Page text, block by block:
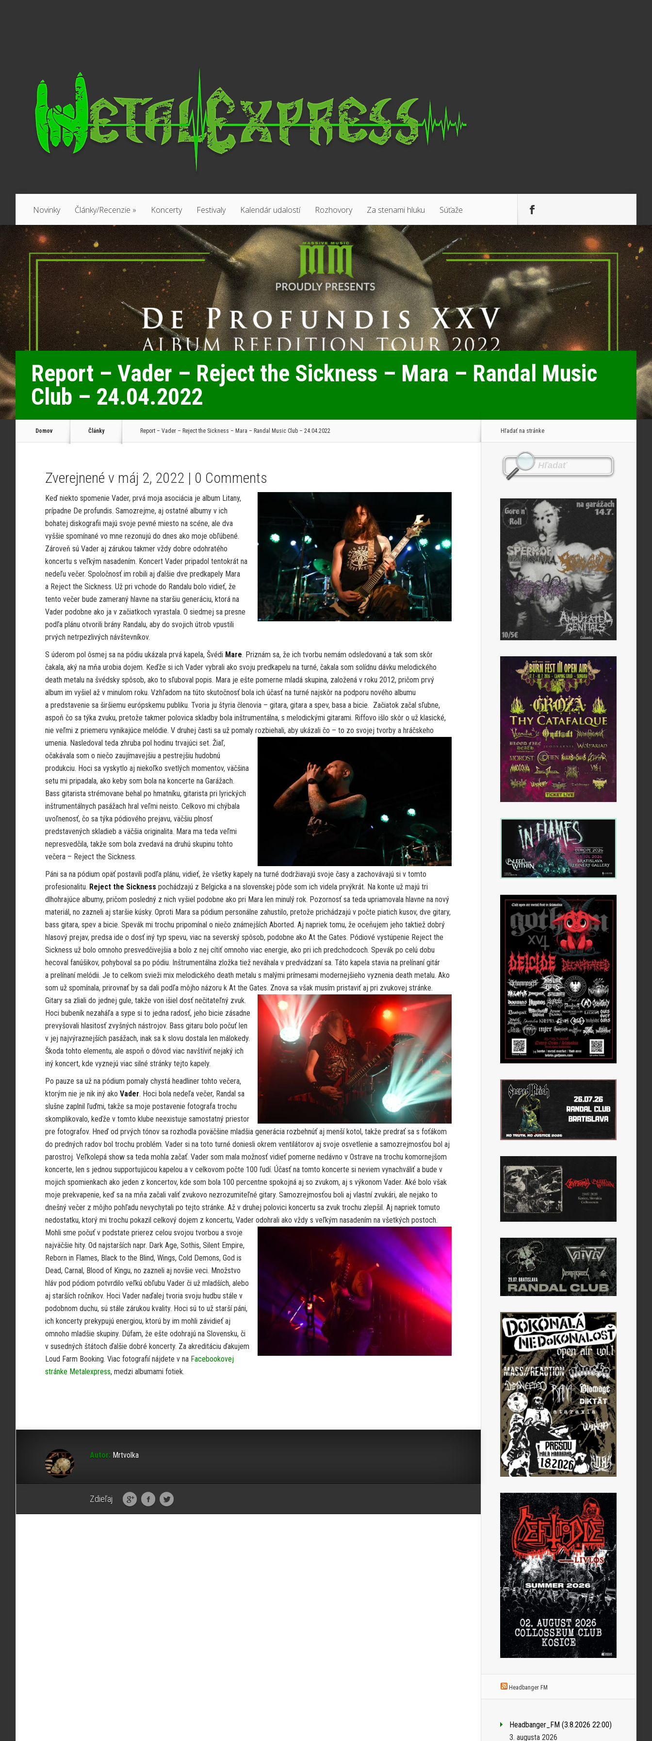
Novinky Články/Recenzie » Koncerty Festivaly Kalendár udalostí Rozhovory Za stenami hluku Súťaže
Report – Vader – Reject the Sickness – Mara – Randal Music
Club – 24.04.2022
Domov Články Report – Vader – Reject the Sickness – Mara – Randal Music Club – 24.04.2022
Zverejnené v máj 2, 2022 | 0 Comments
Keď niekto spomenie Vader, prvá moja asociácia je album Litany,
prípadne De profundis. Samozrejme, aj ostatné albumy v ich
bohatej diskografii majú svoje pevné miesto na scéne, ale dva
vyššie spomínané vo mne rezonujú do dnes ako moje obľúbené.
Zároveň sú Vader aj zárukou takmer vždy dobre odohratého
koncertu s veľkým nasadením. Koncert Vader pripadol tentokrát na
nedeľu večer. Spoločnosť im robili aj ďalšie dve predkapely Mara
a Reject the Sickness. Už pri vchode do Randalu bolo vidieť, že
tento večer bude zameraný hlavne na staršiu generáciu, ktorá na
Vader podobne ako ja v začiatkoch vyrastala. O siedmej sa presne
podľa plánu otvorili brány Randalu, aby do svojich útrob vpustili
prvých netrpezlivých návštevníkov.
S úderom pol ôsmej sa na pódiu ukázala prvá kapela, Švédi Mare. Priznám sa, že ich tvorbu nemám odsledovanú a tak som skôr
čakala, aký na mňa urobia dojem. Keďže si ich Vader vybrali ako svoju predkapelu na turné, čakala som solídnu dávku melodického
death metalu na švédsky spôsob, ako to sľuboval popis. Mara je ešte pomerne mladá skupina, založená v roku 2012, pričom prvý
album im vyšiel až v minulom roku. Vzhľadom na túto skutočnosť bola ich účasť na turné najskôr na podporu nového albumu
a predstavenie sa širšiemu európskemu publiku. Tvoria ju štyria členovia – gitara, gitara a spev, basa a bicie. Začiatok začal sľubne,
aspoň čo sa týka zvuku, pretože takmer polovica skladby bola inštrumentálna, s melodickými gitarami. Riffovo išlo skôr o už klasické,
nie veľmi z priemeru vynikajúce melódie. V druhej časti sa už pomaly rozbiehali, aby ukázali čo – to zo svojej tvorby a hráčskeho
umenia. Nasledoval teda zhruba pol hodinu trvajúci set. Žiaľ,
očakávala som o niečo zaujímavejšiu a pestrejšiu hudobnú
produkciu. Hoci sa vyskytlo aj niekoľko svetlých momentov, väčšina
setu mi pripadala, ako keby som bola na koncerte na Garážach.
Bass gitarista strémovane behal po hmatníku, gitarista pri lyrických
inštrumentálnych pasážach hral veľmi neisto. Celkovo mi chýbala
uvoľnenosť, čo sa týka pódiového prejavu, väčšiu plnosť
predstavených skladieb a väčšia originalita. Mara ma teda veľmi
nepresvedčila, takže som bola zvedavá na druhú skupinu tohto
večera – Reject the Sickness.
Páni sa na pódium opäť postavili podľa plánu, vidieť, že všetky kapely na turné dodržiavajú svoje časy a zachovávajú si v tomto
profesionalitu. Reject the Sickness pochádzajú z Belgicka a na slovenskej pôde som ich videla prvýkrát. Na konte už majú tri
dlhohrajúce albumy, pričom posledný z nich vyšiel podobne ako pri Mara len minulý rok. Pozornosť sa teda upriamovala hlavne na nový
materiál, no zazneli aj staršie kúsky. Oproti Mara sa pódium personálne zahustilo, pretože prichádzajú v počte piatich kusov, dve gitary,
bass gitara, spev a bicie. Spevák mi trochu pripomínal o niečo známejších Aborted. Aj napriek tomu, že oceňujem jeho taktiež dobrý
hlasový prejav, predsa ide o dosť iný typ spevu, viac na severský spôsob, podobne ako At the Gates. Pódiové vystúpenie Reject the
Sickness už bolo omnoho presvedčivejšia a bolo z nej cítiť omnoho viac energie, ako pri ich predchodcoch. Spevák po celú dobu
hecoval fanúšikov, pohyboval sa po pódiu. Inštrumentálna zložka tiež neváhala v predvádzaní sa. Táto kapela stavia na prelínaní gitár
a prelínaní melódii. Je to celkom svieži mix melodického death metalu s malými prímesami modernejšieho vyznenia death metalu. Ako
som už spomínala, prirovnať by sa dali podľa môjho názoru k At the Gates. Znova sa však musím pristaviť aj pri zvukovej stránke.
Gitary sa zliali do jednej gule, takže von išiel dosť nečitateľný zvuk.
Hoci bubeník nezaháľa a sype si to jedna radosť, jeho bicie zásadne
prevyšovali hlasitosť zvyšných nástrojov. Bass gitaru bolo počuť len
v jej najvýraznejších pasážach, inak sa k slovu dostala len málokedy.
Škoda tohto elementu, ale aspoň o dôvod viac navštíviť nejaký ich
iný koncert, kde vyznejú viac silné stránky tejto kapely.
Po pauze sa už na pódium pomaly chystá headliner tohto večera,
ktorým nie je nik iný ako Vader. Hoci bola nedeľa večer, Randal sa
slušne zaplnil ľuďmi, takže sa moje postavenie fotografa trochu
skomplikovalo, keďže v tomto klube neexistuje samostatný priestor
pre fotografov. Hneď od prvých tónov sa rozhodla poväčšine mladšia generácia rozbehnúť aj menší kotol, takže predrať sa s foťákom
do predných radov bol trochu problém. Vader si na toto turné doniesli okrem ventilátorov aj svoje osvetlenie a samozrejmosťou bol aj
parostroj. Veľkolepá show sa teda mohla začať. Vader som mala možnosť vidieť pomerne nedávno v Ostrave na trochu komornejšom
koncerte, len s jednou supportujúcou kapelou a v celkovom počte 100 ľudí. Účasť na tomto koncerte si neviem vynachváliť a bude v
mojich spomienkach ako jeden z koncertov, kde som bola 100 percentne spokojná aj so zvukom, aj s výkonom Vader. Aké bolo však
moje prekvapenie, keď sa na mňa začali valiť zvukovo nezrozumiteľné gitary. Samozrejmosťou boli aj vlastní zvukári, ale nejako to
dnešný večer z môjho pohľadu nevychytali po tejto stránke. Až v druhej polovici koncertu sa zvuk trochu zlepšil. Aj napriek tomuto
nedostatku, ktorý mi trochu pokazil celkový dojem z koncertu, Vader odohrali ako vždy s veľkým nasadením na všetkých postoch.
Mohli sme počuť v podstate prierez celou svojou tvorbou a svoje
najväčšie hity. Od najstarších napr. Dark Age, Sothis, Silent Empire,
Reborn in Flames, Black to the Blind, Wings, Cold Demons, God is
Dead, Carnal, Blood of Kingu, no zazneli aj novšie veci. Množstvo
hláv pod pódiom potvrdilo veľkú obľubu Vader či už mladších, alebo
aj starších ročníkov. Hoci Vader naďalej tvoria svoju hudbu stále v
podobnom duchu, sú stále zárukou kvality. Hoci sú to už starší páni,
ich koncerty prekypujú energiou, ktorú by im mohli závidieť aj
omnoho mladšie skupiny. Dúfam, že ešte odohrajú na Slovensku, či
v susedných štátoch ďalšie dobré koncerty. Za akreditáciu ďakujem
Loud Farm Booking. Viac fotografií nájdete v na Facebookovej
stránke Metalexpress, medzi albumami fotiek.
Autor: Mrtvolka
Zdieľaj
Hľadať na stránke
Headbanger FM
Headbanger_FM (3.8.2026 22:00)
3. augusta 2026